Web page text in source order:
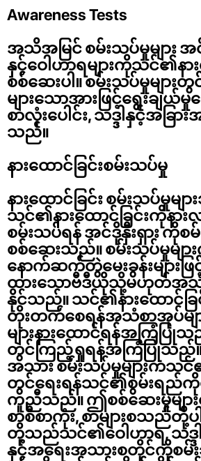
Awareness Tests
အသိအမြင် စမ်းသပ်မှုများ အင်ဒို
နှင့်ဝေါဟာရများကိုသင်၏န
စစ်ဆေးပါ။ စမ်းသပ်မှုများတွ
များသောအားဖြင့်ရွေးချယ်မှုမ
စာလုံးပေါင်း, သဒ္ဒါနှင့်အခြား
သည်။
နားထောင်ခြင်းစမ်းသပ်မှု
နားထောင်ခြင်း စမ်းသပ်မှုမျ
သင်၏နားထောင်ခြင်းကိုနာ
စမ်းသပ်ရန် အင်ဒိုနှီးရှား ကိုစ
စစ်ဆေးသည်။ စမ်းသပ်မှုမျာ
နောက်ဆက်တွဲမေးခွန်းများ
ထားသောဗီဒီယိုသို့မဟုတ်အသံ
နိုင်သည်။ သင်၏နားထောင်ခ
တိုးတက်စေရန်အသံစာအုပ်မျာ
များနားထောင်ရန်အကြံပြုသ
တွင်ကြည့်ရှုရန်အကြံပြုသည်။
အသား စမ်းသပ်မှုများကသင်
တွင်ရေးရန်သင်၏စွမ်းရည်ကို
ကူညီသည်။ ဤစစ်ဆေးမှုများ
စာစီစာကုံး, စာများစသည်
တို့သည်သင်၏ဝေါဟာရ, သဒ္ဒါ
နှင့်အရေးအသားစတိုင်ကိုစမ်